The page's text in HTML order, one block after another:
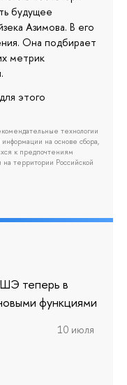
будущее
Азимова. В его
Она подбирает
метрик
этого
технологии
на основе сбора,
к предпочтениям
территории Российской
теперь в
функциями
10 июля